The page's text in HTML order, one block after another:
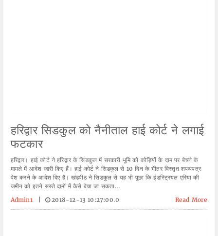
हरिद्वार सिडकुल को नैनीताल हाई कोर्ट ने लगाई
फटकार
हरिद्वार। हाई कोर्ट ने हरिद्वार के सिडकुल में सरकारी भूमि को कोड़ियों के दाम पर बेचने के
मामले में आदेश जारी किए हैं। हाई कोर्ट ने सिडकुल से 10 दिन के भीतर विस्तृत शपथपत्र
पेश करने के आदेश दिए हैं। खंडपीठ ने सिडकुल से यह भी पूछा कि इंडस्ट्रियल एरिया की
जमीन को इतने सस्ते दामों में कैसे बेचा जा सकता...
Admin1
2018-12-13 10:27:00.0 Read More